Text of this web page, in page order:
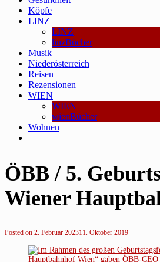
Köpfe
LINZ
LINZ
linzBücher
Musik
Niederösterreich
Reisen
Rezensionen
WIEN
WIEN
wienBücher
Wohnen
ÖBB / 5.
Wiener
Posted on 2. Februar 202311. Oktober 2019